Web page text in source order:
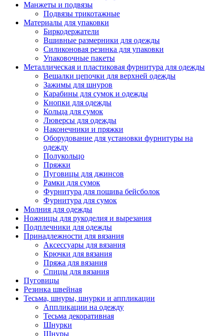
Манжеты и подвязы
Подвязы трикотажные
Материалы для упаковки
Биркодержатели
Вшивные размерники для одежды
Силиконовая резинка для упаковки
Упаковочные пакеты
Металлическая и пластиковая фурнитура для одежды
Вешалки цепочки для верхней одежды
Зажимы для шнуров
Карабины для сумок и одежды
Кнопки для одежды
Кольца для сумок
Люверсы для одежды
Наконечники и пряжки
Оборудование для установки фурнитуры на
одежду
Полукольцо
Пряжки
Пуговицы для джинсов
Рамки для сумок
Фурнитура для пошива бейсболок
Фурнитура для сумок
Молния для одежды
Ножницы для рукоделия и вырезания
Подплечники для одежды
Принадлежности для вязания
Аксессуары для вязания
Крючки для вязания
Пряжа для вязания
Спицы для вязания
Пуговицы
Резинка швейная
Тесьма, шнуры, шнурки и аппликации
Аппликации на одежду
Тесьма декоративная
Шнурки
Шнуры